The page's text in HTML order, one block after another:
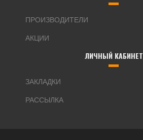
ПРОИЗВОДИТЕЛИ
АКЦИИ
ЛИЧНЫЙ КАБИНЕТ
ЗАКЛАДКИ
РАССЫЛКА